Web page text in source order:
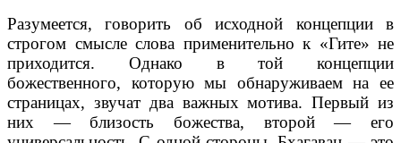
Разумеется, говорить об исходной концепции в
строгом смысле слова применительно к «Гите» не
приходится. Однако в той концепции
божественного, которую мы обнаруживаем на ее
страницах, звучат два важных мотива. Первый из
них — близость божества, второй — его